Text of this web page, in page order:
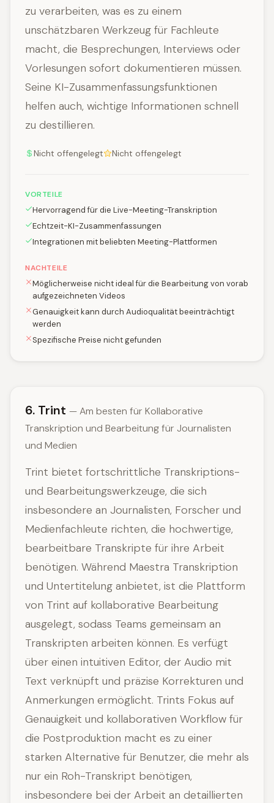
zu verarbeiten, was es zu einem
unschätzbaren Werkzeug für Fachleute
macht, die Besprechungen, Interviews oder
Vorlesungen sofort dokumentieren müssen.
Seine KI-Zusammenfassungsfunktionen
helfen auch, wichtige Informationen schnell
zu destillieren.
Nicht offengelegt Nicht offengelegt
VORTEILE
Hervorragend für die Live-Meeting-Transkription
Echtzeit-KI-Zusammenfassungen
Integrationen mit beliebten Meeting-Plattformen
NACHTEILE
Möglicherweise nicht ideal für die Bearbeitung von vorab
aufgezeichneten Videos
Genauigkeit kann durch Audioqualität beeinträchtigt
werden
Spezifische Preise nicht gefunden
6. Trint — Am besten für Kollaborative
Transkription und Bearbeitung für Journalisten
und Medien
Trint bietet fortschrittliche Transkriptions-
und Bearbeitungswerkzeuge, die sich
insbesondere an Journalisten, Forscher und
Medienfachleute richten, die hochwertige,
bearbeitbare Transkripte für ihre Arbeit
benötigen. Während Maestra Transkription
und Untertitelung anbietet, ist die Plattform
von Trint auf kollaborative Bearbeitung
ausgelegt, sodass Teams gemeinsam an
Transkripten arbeiten können. Es verfügt
über einen intuitiven Editor, der Audio mit
Text verknüpft und präzise Korrekturen und
Anmerkungen ermöglicht. Trints Fokus auf
Genauigkeit und kollaborativen Workflow für
die Postproduktion macht es zu einer
starken Alternative für Benutzer, die mehr als
nur ein Roh-Transkript benötigen,
insbesondere bei der Arbeit an detaillierten